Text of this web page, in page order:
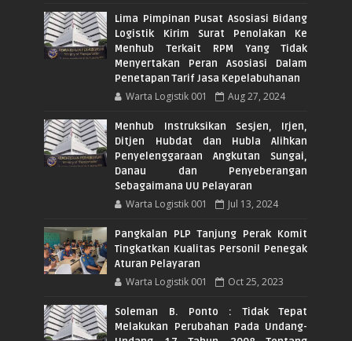
Lima Pimpinan Pusat Asosiasi Bidang
Logistik Kirim Surat Penolakan Ke
Menhub Terkait RPM Yang Tidak
Menyertakan Peran Asosiasi Dalam
Penetapan Tarif Jasa Kepelabuhanan
Warta Logistik 001 Aug 27, 2024
Menhub Instruksikan Sesjen, Irjen,
Ditjen Hubdat dan Hubla Alihkan
Penyelenggaraan Angkutan Sungai,
Danau dan Penyeberangan
Sebagaimana UU Pelayaran
Warta Logistik 001 Jul 13, 2024
Pangkalan PLP Tanjung Perak Komit
Tingkatkan Kualitas Personil Penegak
Aturan Pelayaran
Warta Logistik 001 Oct 25, 2023
Soleman B. Ponto : Tidak Tepat
Melakukan Perubahan Pada Undang-